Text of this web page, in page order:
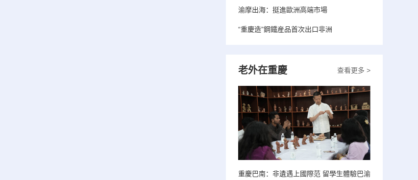
渝摩出海：挺進歐洲高端市場
“重慶造”鋼鐵産品首次出口非洲
查看更多 >
老外在重慶
重慶巴南：非遺遇上國際范 留學生體驗巴渝